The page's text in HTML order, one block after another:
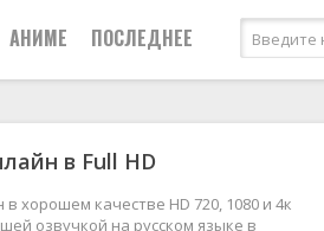
Мелодрамы
Приключения
АНИМЕ ПОСЛЕДНЕЕ
2024
в Full HD
хорошем качестве HD 720, 1080 и 4к
озвучкой на русском языке в